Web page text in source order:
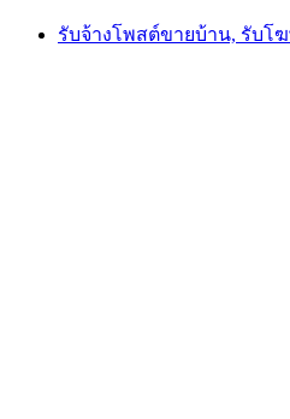
Skip
รับจ้างโพสต์ขายบ้าน, รับโ